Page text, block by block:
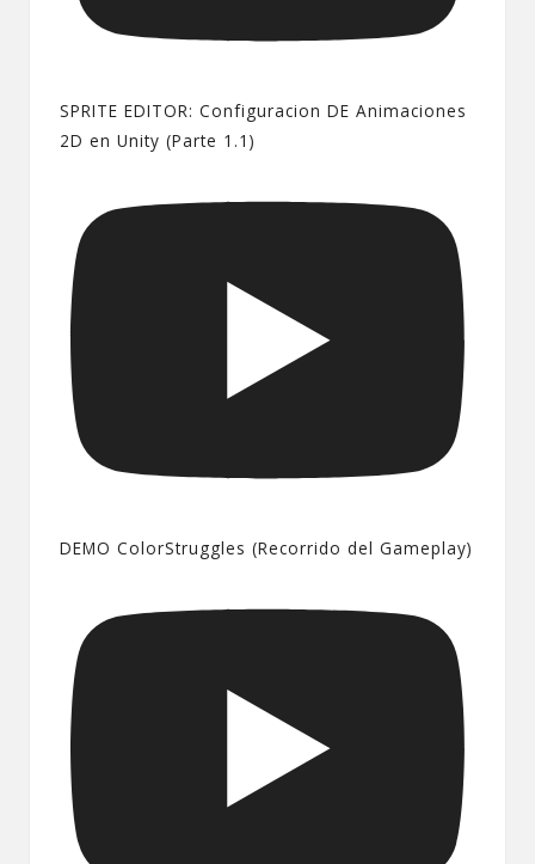
SPRITE EDITOR: Configuracion DE Animaciones
2D en Unity (Parte 1.1)
DEMO ColorStruggles (Recorrido del Gameplay)